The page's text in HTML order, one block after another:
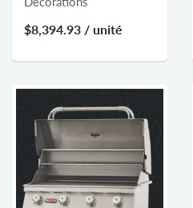
$8,394.93 / unité